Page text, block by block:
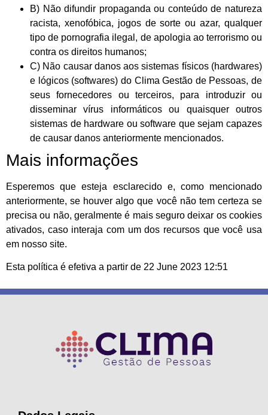
B) Não difundir propaganda ou conteúdo de natureza
racista, xenofóbica, jogos de sorte ou azar, qualquer
tipo de pornografia ilegal, de apologia ao terrorismo ou
contra os direitos humanos;
C) Não causar danos aos sistemas físicos (hardwares)
e lógicos (softwares) do Clima Gestão de Pessoas, de
seus fornecedores ou terceiros, para introduzir ou
disseminar vírus informáticos ou quaisquer outros
sistemas de hardware ou software que sejam capazes
de causar danos anteriormente mencionados.
Mais informações
Esperemos que esteja esclarecido e, como mencionado
anteriormente, se houver algo que você não tem certeza se
precisa ou não, geralmente é mais seguro deixar os cookies
ativados, caso interaja com um dos recursos que você usa
em nosso site.
Esta política é efetiva a partir de 22 June 2023 12:51